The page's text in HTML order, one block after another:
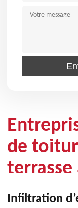
de
terrasse
Infiltration